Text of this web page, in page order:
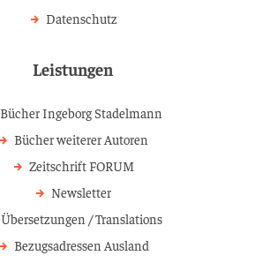
Datenschutz
Leistungen
Bücher Ingeborg Stadelmann
Bücher weiterer Autoren
Zeitschrift FORUM
Newsletter
Übersetzungen / Translations
Bezugsadressen Ausland